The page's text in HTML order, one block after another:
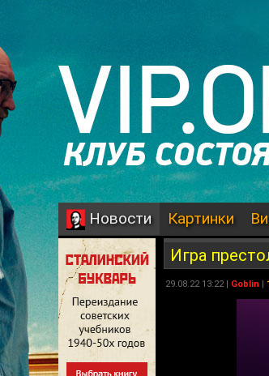
Новости Картинки
Игра
29.08.22 13:22 | Goblin |